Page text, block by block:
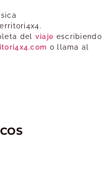
del viaje escribiendo
o llama al